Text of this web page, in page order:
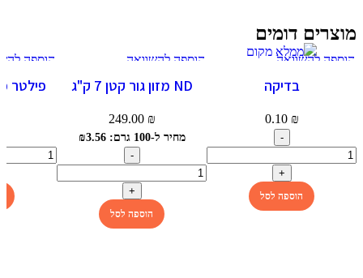
מוצרים דומים
הוספה להשוואה
הוספה למועדפים
בדיקה
0.10 ₪
הוספה לסל
הוספה להשוואה
הוספה למועדפים
ND מזון גור קטן 7 ק"ג
249.00 ₪
מחיר ל-100 גרם: ₪3.56
הוספה לסל
הוספה
תצוגה
הוספה